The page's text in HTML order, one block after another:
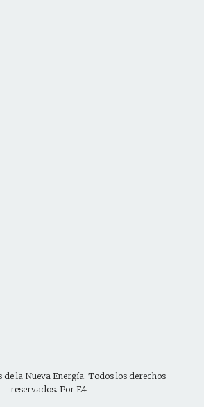
de la Nueva Energía. Todos los derechos
reservados. Por E4